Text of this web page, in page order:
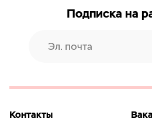
Подписка на
Контакты